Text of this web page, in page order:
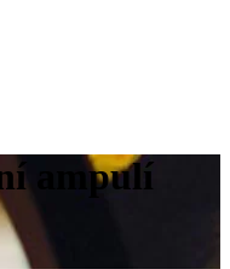
ampulí